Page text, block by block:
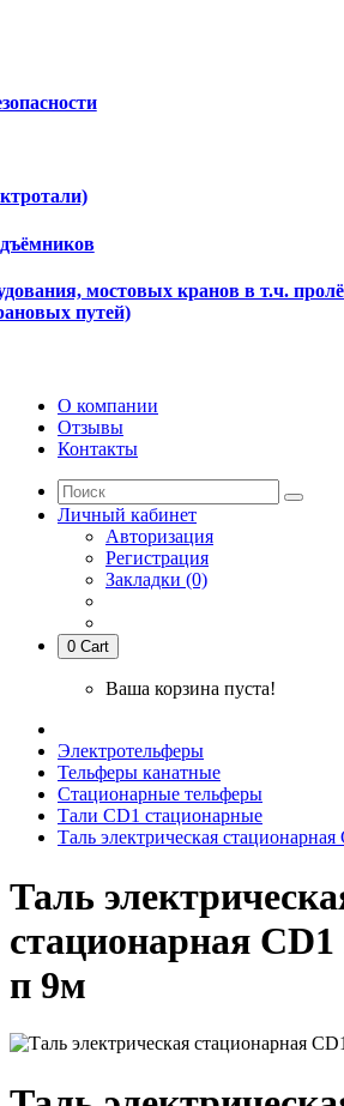
мостовых кранов в т.ч.
путей)
О компании
Отзывы
Контакты
Личный кабинет
Авторизация
Регистрация
Закладки (0)
0 Cart
Ваша корзина пуста!
Электротельферы
Тельферы канатные
Стационарные тельферы
Тали CD1 стационарные
Таль электрическая
Таль
стационарная
п 9м